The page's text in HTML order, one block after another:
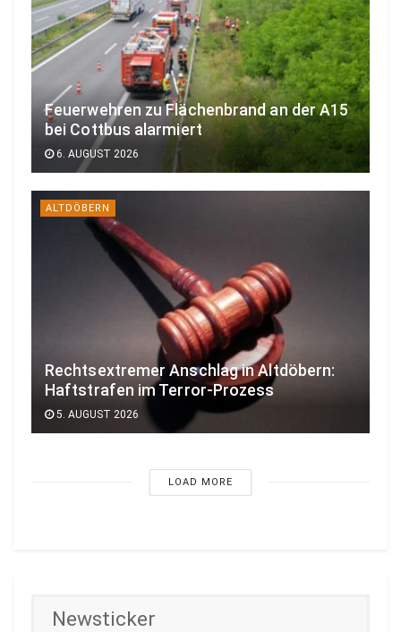
Feuerwehren zu Flächenbrand an der A15
bei Cottbus alarmiert
6. AUGUST 2026
ALTDÖBERN
Rechtsextremer Anschlag in Altdöbern:
Haftstrafen im Terror-Prozess
5. AUGUST 2026
LOAD MORE
Newsticker